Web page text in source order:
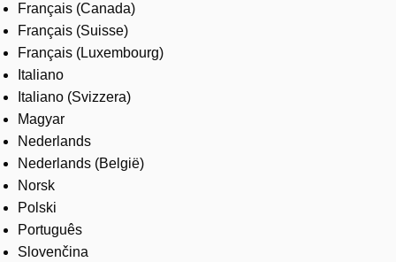
Français (Canada)
Français (Suisse)
Français (Luxembourg)
Italiano
Italiano (Svizzera)
Magyar
Nederlands
Nederlands (België)
Norsk
Polski
Português
Slovenčina